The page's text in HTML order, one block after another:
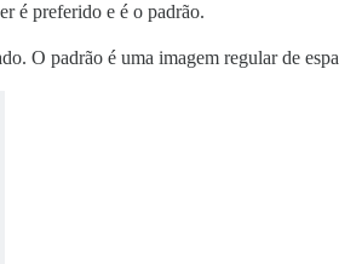
é preferido e é o padrão.
O padrão é uma imagem regular de